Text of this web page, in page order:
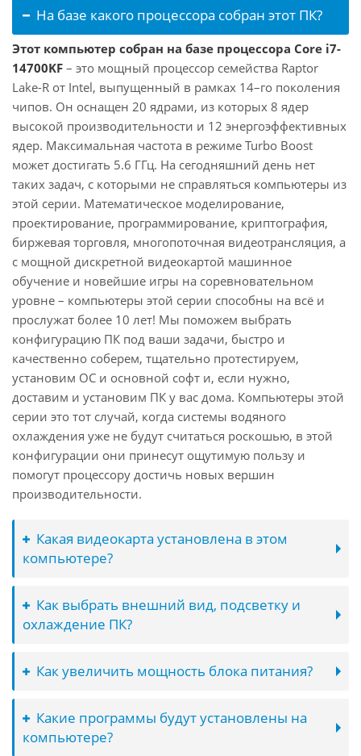
На базе какого процессора собран этот ПК?
Этот компьютер собран на базе процессора Core i7-
14700KF – это мощный процессор семейства Raptor
Lake-R от Intel, выпущенный в рамках 14–го поколения
чипов. Он оснащен 20 ядрами, из которых 8 ядер
высокой производительности и 12 энергоэффективных
ядер. Максимальная частота в режиме Turbo Boost
может достигать 5.6 ГГц. На сегодняшний день нет
таких задач, с которыми не справляться компьютеры из
этой серии. Математическое моделирование,
проектирование, программирование, криптография,
биржевая торговля, многопоточная видеотрансляция, а
с мощной дискретной видеокартой машинное
обучение и новейшие игры на соревновательном
уровне – компьютеры этой серии способны на всё и
прослужат более 10 лет! Мы поможем выбрать
конфигурацию ПК под ваши задачи, быстро и
качественно соберем, тщательно протестируем,
установим ОС и основной софт и, если нужно,
доставим и установим ПК у вас дома. Компьютеры этой
серии это тот случай, когда системы водяного
охлаждения уже не будут считаться роскошью, в этой
конфигурации они принесут ощутимую пользу и
помогут процессору достичь новых вершин
производительности.
Какая видеокарта установлена в этом
компьютере?
Как выбрать внешний вид, подсветку и
охлаждение ПК?
Как увеличить мощность блока питания?
Какие программы будут установлены на
компьютере?